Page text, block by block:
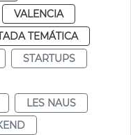
VALENCIA
TEMÁTICA
STARTUPS
LES NAUS